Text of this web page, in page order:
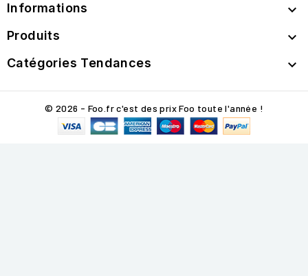
Informations 
Produits 
Catégories Tendances 
© 2026 - Foo.fr c'est des prix Foo toute l'année !